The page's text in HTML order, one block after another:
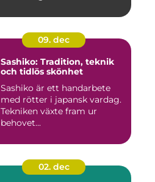
09. dec
Sashiko: Tradition, teknik
och tidlös skönhet
Sashiko är ett handarbete
med rötter i japansk vardag.
Tekniken växte fram ur
behovet...
02. dec